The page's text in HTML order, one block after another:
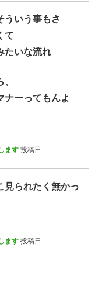
ういう事もさ
て
たいな流れ
ナーってもんよ
ます 投稿日
見られたく無かっ
ます 投稿日